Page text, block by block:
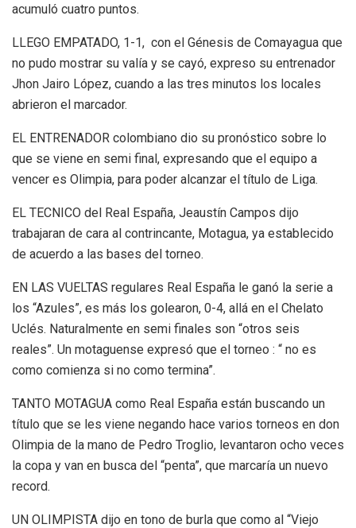
acumuló cuatro puntos.
LLEGO EMPATADO, 1-1, con el Génesis de Comayagua que
no pudo mostrar su valía y se cayó, expreso su entrenador
Jhon Jairo López, cuando a las tres minutos los locales
abrieron el marcador.
EL ENTRENADOR colombiano dio su pronóstico sobre lo
que se viene en semi final, expresando que el equipo a
vencer es Olimpia, para poder alcanzar el título de Liga.
EL TECNICO del Real España, Jeaustín Campos dijo
trabajaran de cara al contrincante, Motagua, ya establecido
de acuerdo a las bases del torneo.
EN LAS VUELTAS regulares Real España le ganó la serie a
los “Azules”, es más los golearon, 0-4, allá en el Chelato
Uclés. Naturalmente en semi finales son “otros seis
reales”. Un motaguense expresó que el torneo : “ no es
como comienza si no como termina”.
TANTO MOTAGUA como Real España están buscando un
título que se les viene negando hace varios torneos en don
Olimpia de la mano de Pedro Troglio, levantaron ocho veces
la copa y van en busca del “penta”, que marcaría un nuevo
record.
UN OLIMPISTA dijo en tono de burla que como al “Viejo